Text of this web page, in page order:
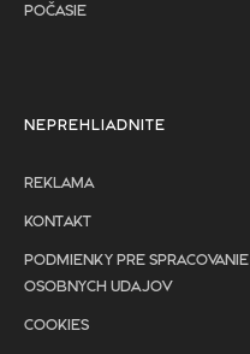
POČASIE
NEPREHLIADNITE
REKLAMA
KONTAKT
PODMIENKY PRE SPRACOVANIE
OSOBNYCH UDAJOV
COOKIES